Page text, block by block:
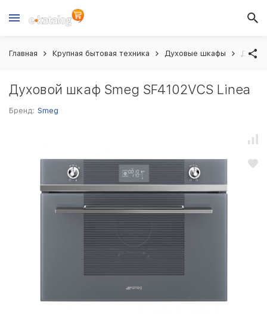
Главная Крупная бытовая техника Духовые шкафы
Духовой шкаф Smeg SF4102VCS Linea
Бренд: Smeg